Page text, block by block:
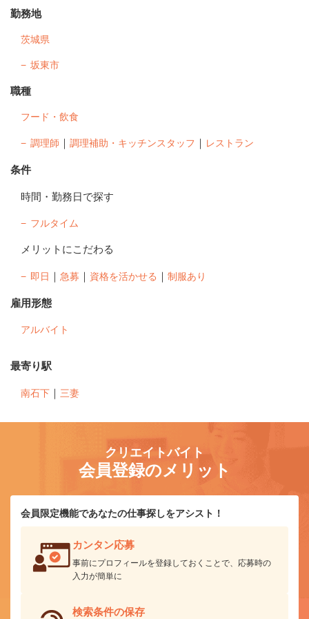
勤務地
茨城県
坂東市
職種
フード・飲食
調理師 ｜ 調理補助・キッチンスタッフ ｜ レストラン
条件
時間・勤務日で探す
フルタイム
メリットにこだわる
即日 ｜ 急募 ｜ 資格を活かせる ｜ 制服あり
雇用形態
アルバイト
最寄り駅
南石下 ｜ 三妻
クリエイトバイト
会員登録のメリット
会員限定機能であなたの仕事探しをアシスト！
カンタン応募
事前にプロフィールを登録しておくことで、応募時の
入力が簡単に
検索条件の保存